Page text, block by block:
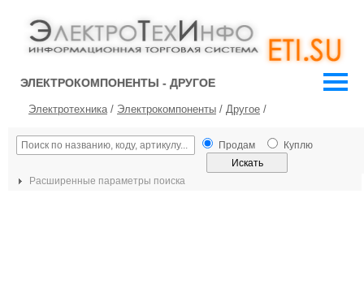
ЭЛЕКТРОКОМПОНЕНТЫ - ДРУГОЕ
Электротехника/ Электрокомпоненты / Другое /
Продам Куплю
Расширенные параметры поиска